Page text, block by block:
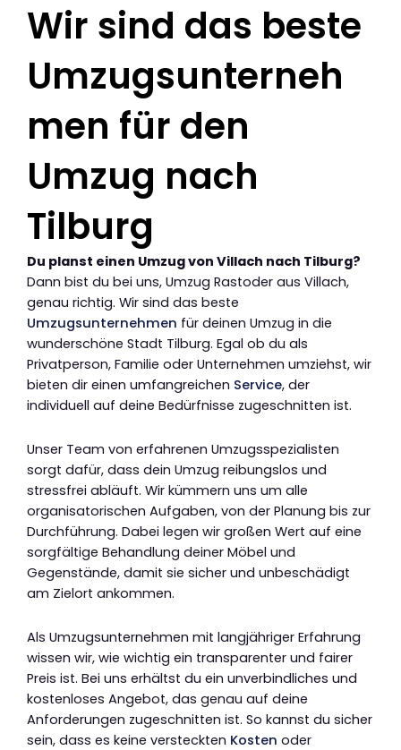
Wir sind das beste
Umzugsunterneh
men für den
Umzug nach
Tilburg
Du planst einen Umzug von Villach nach Tilburg?
Dann bist du bei uns, Umzug Rastoder aus Villach,
genau richtig. Wir sind das beste
Umzugsunternehmen für deinen Umzug in die
wunderschöne Stadt Tilburg. Egal ob du als
Privatperson, Familie oder Unternehmen umziehst, wir
bieten dir einen umfangreichen Service, der
individuell auf deine Bedürfnisse zugeschnitten ist.
Unser Team von erfahrenen Umzugsspezialisten
sorgt dafür, dass dein Umzug reibungslos und
stressfrei abläuft. Wir kümmern uns um alle
organisatorischen Aufgaben, von der Planung bis zur
Durchführung. Dabei legen wir großen Wert auf eine
sorgfältige Behandlung deiner Möbel und
Gegenstände, damit sie sicher und unbeschädigt
am Zielort ankommen.
Als Umzugsunternehmen mit langjähriger Erfahrung
wissen wir, wie wichtig ein transparenter und fairer
Preis ist. Bei uns erhältst du ein unverbindliches und
kostenloses Angebot, das genau auf deine
Anforderungen zugeschnitten ist. So kannst du sicher
sein, dass es keine versteckten Kosten oder